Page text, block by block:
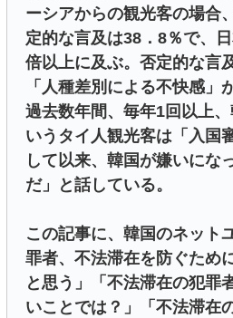
ーシアからの観光客の場合
定的な言及は38．8％で、
倍以上に及ぶ。否定的な言
「人種差別による不快感」
過去数年間、毎年1回以上
いうタイ人観光客は「入国
して以来、韓国が嫌いにな
だ」と話している。
この記事に、韓国のネット
罪者、不法滞在を防ぐため
と思う」「不法滞在の犯罪
いことでは？」「不法滞在